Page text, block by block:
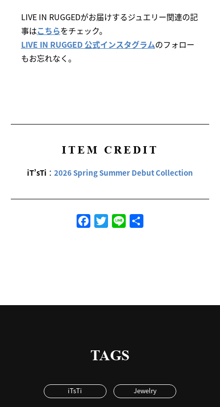
LIVE IN RUGGEDがお届けするジュエリー関連の記
事はこちらをチェック。
LIVE IN RUGGED 公式インスタグラムのフォロー
もお忘れなく。
ITEM CREDIT
iT’sTi ： 2026 Spring Summer Debut Collection
FacebookTwitterLine
TAGS
iTsTi Jewelry